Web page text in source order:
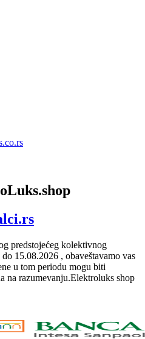
predstojećeg kolektivnog
15.08.2026 , obaveštavamo vas
u tom periodu mogu biti
na razumevanju.Elektroluks shop